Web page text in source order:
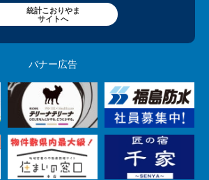
統計こおりやま
サイトへ
バナー広告